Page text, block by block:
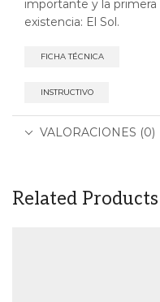
importante y la
existencia: El Sol.
FICHA TÉCNICA
INSTRUCTIVO
VALORACIONES (0)
Related Products